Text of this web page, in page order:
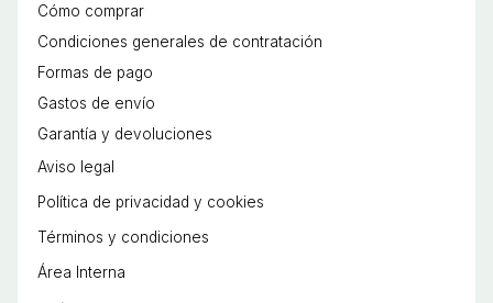
Cómo comprar
Condiciones generales de contratación
Formas de pago
Gastos de envío
Garantía y devoluciones
Aviso legal
Política de privacidad y cookies
Términos y condiciones
Área Interna